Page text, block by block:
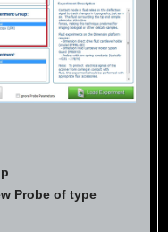
Probe of type